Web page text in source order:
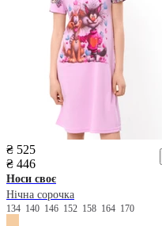
₴ 525
₴ 446
Носи своє
Нічна сорочка
134 140 146 152 158 164 170